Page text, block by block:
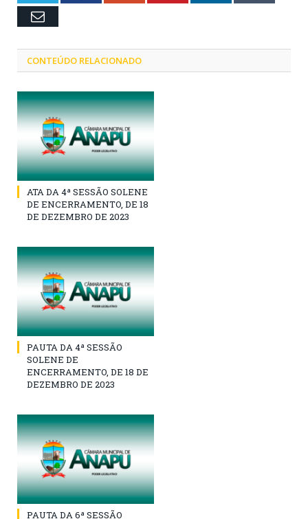
Email
CONTEÚDO RELACIONADO
ATA DA 4ª SESSÃO SOLENE
DE ENCERRAMENTO, DE 18
DE DEZEMBRO DE 2023
PAUTA DA 4ª SESSÃO
SOLENE DE
ENCERRAMENTO, DE 18 DE
DEZEMBRO DE 2023
PAUTA DA 6ª SESSÃO